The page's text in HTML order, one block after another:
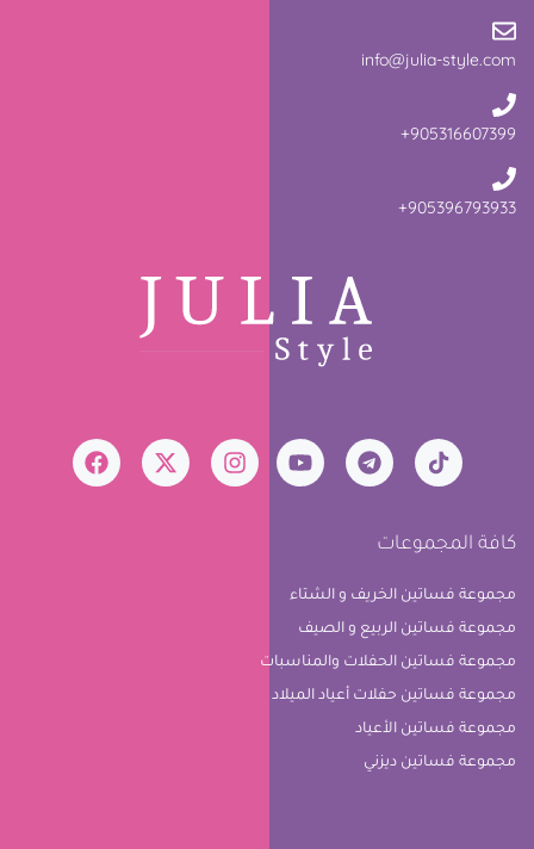
info@julia-style.com
+905316607399
+905396793933
كافة المجموعات
مجموعة فساتين الخريف و الشتاء
مجموعة فساتين الربيع و الصيف
مجموعة فساتين الحفلات والمناسبات
مجموعة فساتين حفلات أعياد الميلاد
مجموعة فساتين الأعياد
مجموعة فساتين ديزني